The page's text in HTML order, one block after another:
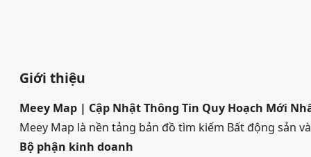
Giới thiệu
Meey Map | Cập Nhật Thông Tin Quy Hoạch Mới
Meey Map là nền tảng bản đồ tìm kiếm Bất động sản
Bộ phận kinh doanh